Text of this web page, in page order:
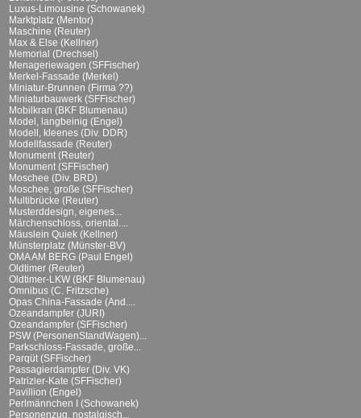
Luxus-Limousine (Schowanek)
Marktplatz (Mentor)
Maschine (Reuter)
Max & Else (Kellner)
Memorial (Drechsel)
Menageriewagen (SFFischer)
Merkel-Fassade (Merkel)
Miniatur-Brunnen (Firma ??)
Miniaturbauwerk (SFFischer)
Mobilkran (BKF Blumenau)
Model, langbeinig (Engel)
Modell, kleenes (Div. DDR)
Modellfassade (Reuter)
Monument (Reuter)
Monument (SFFischer)
Moschee (Div. BRD)
Moschee, große (SFFischer)
Multibrücke (Reuter)
Musterddesign, eigenes...
Märchenschloss, oriental....
Mäuslein Quiek (Kellner)
Münsterplatz (Münster-BV)
OMA AM BERG (Paul Engel)
Oldtimer (Reuter)
Oldtimer-LKW (BKF Blumenau)
Omnibus (C. Fritzsche)
Opas China-Fassade (And....
Ozeandampfer (JURI)
Ozeandampfer (SFFischer)
PSW (PersonenStandWagen)...
Parkschloss-Fassade, große...
Parqüt (SFFischer)
Passagierdampfer (Div. VK)
Patrizier-Kate (SFFischer)
Pavillion (Engel)
Perlmännchen I (Schowanek)
Personenzug, nostalgisch...